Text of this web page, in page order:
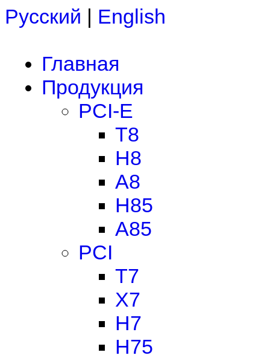
Русский | English
Главная
Продукция
PCI-E
T8
H8
A8
H85
A85
PCI
T7
X7
H7
H75